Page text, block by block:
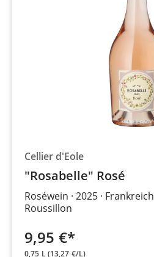
Cellier d'Eole
"Rosabelle" Rosé
Roséwein 2025 Frankreich
Roussillon
9,95 €*
0,75 L(13,27 €/L)